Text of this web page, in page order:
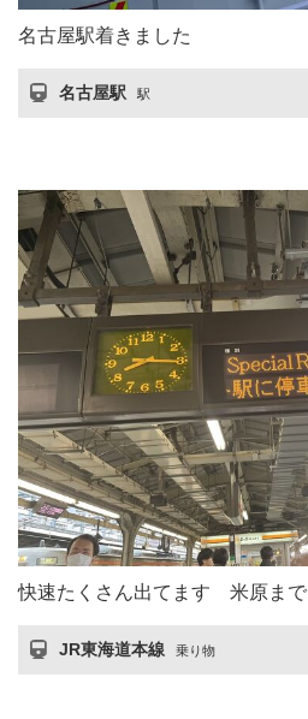
名古屋駅着きました
名古屋駅 駅
快速たくさん出てます 米原まで
JR東海道本線 乗り物